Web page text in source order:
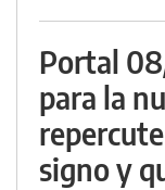
Portal
para la
signo y